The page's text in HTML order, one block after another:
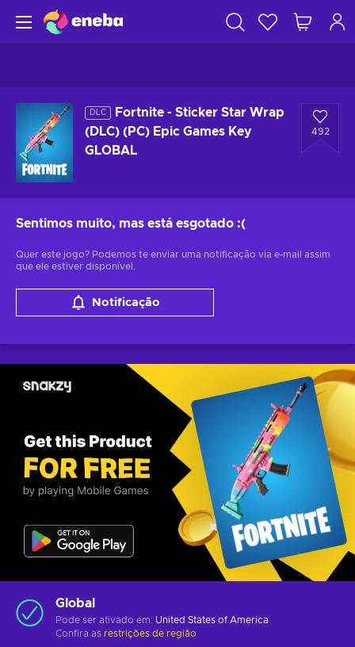
DLC
Fortnite - Sticker Star Wrap
(DLC) (PC) Epic Games Key
GLOBAL
492
Sentimos muito, mas está esgotado :(
Quer este jogo? Podemos te enviar uma notificação via e-mail assim
que ele estiver disponível.
Notificação
Global
Pode ser ativado em: United States of America
Confira as restrições de região